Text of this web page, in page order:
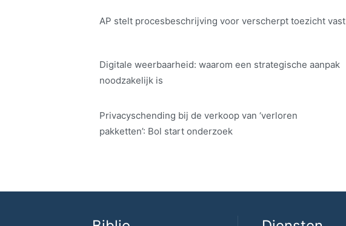
AP stelt procesbeschrijving voor verscherpt toezicht vast
Digitale weerbaarheid: waarom een strategische aanpak
noodzakelijk is
Privacyschending bij de verkoop van ‘verloren
pakketten’: Bol start onderzoek